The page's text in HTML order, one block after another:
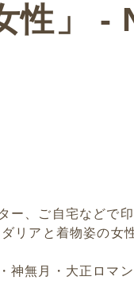
性」 -
ー、ご自宅などで
リアと着物姿の女
神無月・大正ロマ